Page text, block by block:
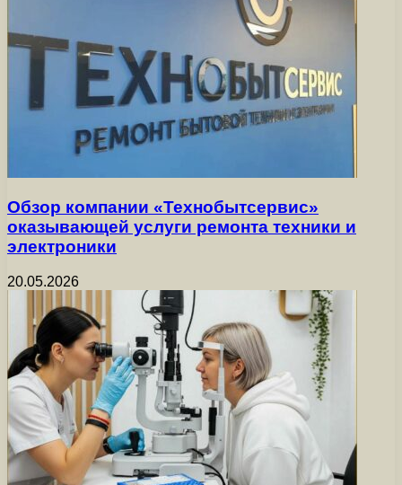
Обзор компании «Технобытсервис»
оказывающей услуги ремонта техники и
электроники
20.05.2026